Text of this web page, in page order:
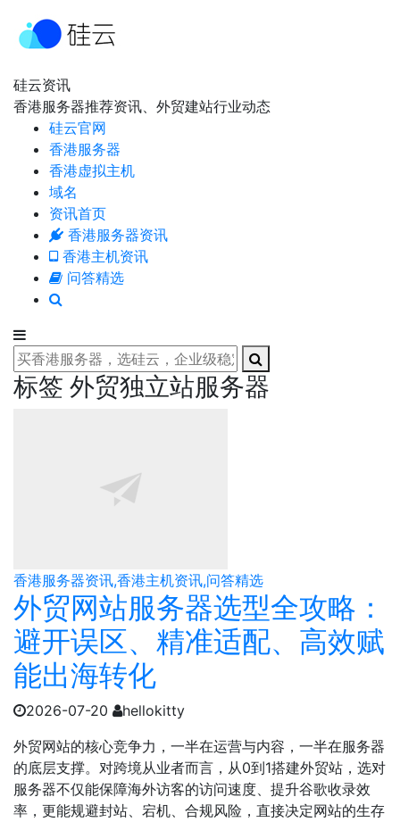
硅云资讯
香港服务器推荐资讯、外贸建站行业动态
硅云官网
香港服务器
香港虚拟主机
域名
资讯首页
香港服务器资讯
香港主机资讯
问答精选
标签 外贸独立站服务器
香港服务器资讯,香港主机资讯,问答精选
外贸网站服务器选型全攻略：
避开误区、精准适配、高效赋
能出海转化
2026-07-20
hellokitty
外贸网站的核心竞争力，一半在运营与内容，一半在服务器
的底层支撑。对跨境从业者而言，从0到1搭建外贸站，选对
服务器不仅能保障海外访客的访问速度、提升谷歌收录效
率，更能规避封站、宕机、合规风险，直接决定网站的生存